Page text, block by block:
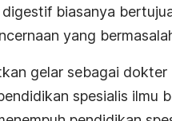
biasanya
yang
gelar sebagai
spesialis ilmu